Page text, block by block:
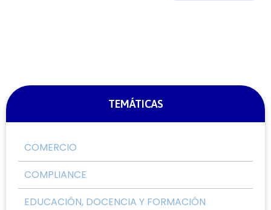
TEMÁTICAS
COMERCIO
COMPLIANCE
EDUCACIÓN, DOCENCIA Y FORMACIÓN